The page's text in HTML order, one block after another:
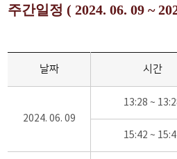
주간일정 ( 2024. 06. 09 ~
날짜 시간
2024. 06. 09
13:28 ~
15:42 ~